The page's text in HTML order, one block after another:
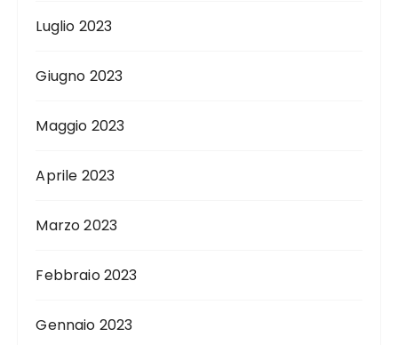
Luglio 2023
Giugno 2023
Maggio 2023
Aprile 2023
Marzo 2023
Febbraio 2023
Gennaio 2023